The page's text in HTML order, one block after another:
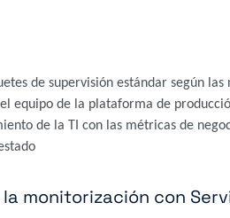
de supervisión estándar según las
equipo de la plataforma de
de la TI con las métricas de
monitorización con